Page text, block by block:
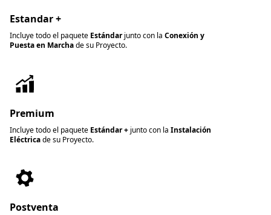
Estandar +
Incluye todo el paquete Estándarjunto con la Conexión y
Puesta en Marchade su Proyecto.
Premium
Incluye todo el paquete Estándar + junto con la Instalación
Eléctricade su Proyecto.
Postventa